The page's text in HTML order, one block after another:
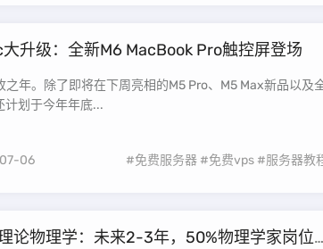
升级：全新M6 MacBook Pro触控屏登场
年。除了即将在下周亮相的M5 Pro、M5 Max新品以及
计划于今年年底...
06 #免费服务器 #免费vps #服务器教
论物理学：未来2-3年，50%物理学家岗位